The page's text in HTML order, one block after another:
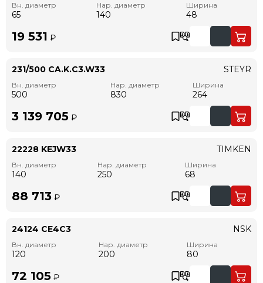
Вн. диаметр
65
Нар. диаметр
140
Ширина
48
19 531 ₽
231/500 CA.K.C3.W33
Вн. диаметр
500
Нар. диаметр
830
Ширина
264
STEYR
3 139 705 ₽
22228 KEJW33
Вн. диаметр
140
Нар. диаметр
250
Ширина
68
TIMKEN
88 713 ₽
24124 CE4C3
Вн. диаметр
120
Нар. диаметр
200
Ширина
80
NSK
72 105 ₽